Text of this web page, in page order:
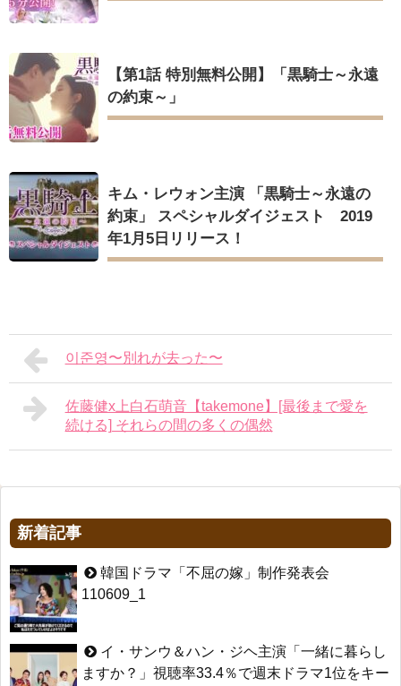
【第1話 特別無料公開】「黒騎士～永遠
の約束～」
キム・レウォン主演 「黒騎士～永遠の
約束」 スペシャルダイジェスト 2019
年1月5日リリース！
이준영〜別れが去った〜
佐藤健x上白石萌音【takemone】[最後まで愛を
続ける] それらの間の多くの偶然
新着記事
韓国ドラマ「不屈の嫁」制作発表会
110609_1
イ・サンウ＆ハン・ジヘ主演「一緒に暮らし
ますか？」視聴率33.4％で週末ドラマ1位をキー